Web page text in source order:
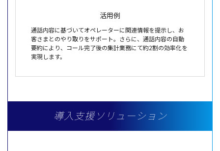
活用例
通話内容に基づいてオペレーターに関連情報を提示し、お
客さまとのやり取りをサポート。さらに、通話内容の自動
要約により、コール完了後の集計業務にて約2割の効率化を
実現します。
導入支援ソリューション